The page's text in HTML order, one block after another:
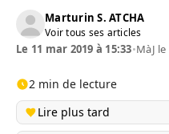
Marturin S. ATCHA
Voir tous ses articles
Le 11 mar 2019 à 15:33•MàJ
2 min de lecture
Lire plus tard